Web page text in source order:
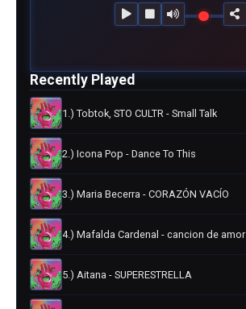
Recently Played
1.) Tobtok, STO CULTR - Small Talk
2.) Icona Pop - Dance To This
3.) Maria Becerra - CORAZÓN VACÍO
4.) Mafalda Cardenal - cancion de amor
5.) Aitana - SUPERESTRELLA